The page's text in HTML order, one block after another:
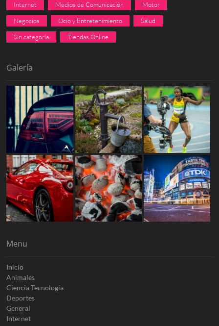
Internet Medios de Comunicación Motor
Negocios Ocio y Entretenimiento Salud
Sin categoría Tiendas Online
Galería
Menu
Inicio
Animales
Ciencia Tecnología
Deportes
General
Internet